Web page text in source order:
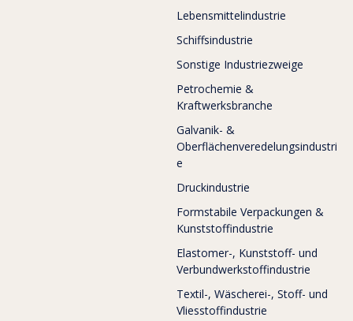
Lebensmittelindustrie
Schiffsindustrie
Sonstige Industriezweige
Petrochemie &
Kraftwerksbranche
Galvanik- &
Oberflächenveredelungsindustri
e
Druckindustrie
Formstabile Verpackungen &
Kunststoffindustrie
Elastomer-, Kunststoff- und
Verbundwerkstoffindustrie
Textil-, Wäscherei-, Stoff- und
Vliesstoffindustrie